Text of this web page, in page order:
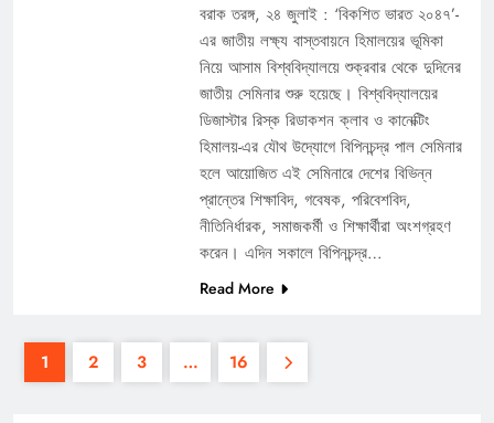
বরাক তরঙ্গ, ২৪ জুলাই : ‘বিকশিত ভারত ২০৪৭’-
এর জাতীয় লক্ষ্য বাস্তবায়নে হিমালয়ের ভূমিকা
নিয়ে আসাম বিশ্ববিদ্যালয়ে শুক্রবার থেকে দুদিনের
জাতীয় সেমিনার শুরু হয়েছে। বিশ্ববিদ্যালয়ের
ডিজাস্টার রিস্ক রিডাকশন ক্লাব ও কানেক্টিং
হিমালয়-এর যৌথ উদ্যোগে বিপিনচন্দ্র পাল সেমিনার
হলে আয়োজিত এই সেমিনারে দেশের বিভিন্ন
প্রান্তের শিক্ষাবিদ, গবেষক, পরিবেশবিদ,
নীতিনির্ধারক, সমাজকর্মী ও শিক্ষার্থীরা অংশগ্রহণ
করেন। এদিন সকালে বিপিনচন্দ্র…
Read More
1 2 3 … 16